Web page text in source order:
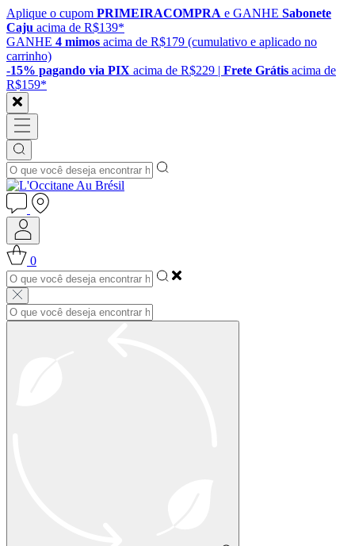
Aplique o cupom PRIMEIRACOMPRA e GANHE Sabonete
Caju acima de R$139*
GANHE 4 mimos acima de R$179 (cumulativo e aplicado no
carrinho)
-15% pagando via PIX acima de R$229 | Frete Grátis acima de
R$159*
0